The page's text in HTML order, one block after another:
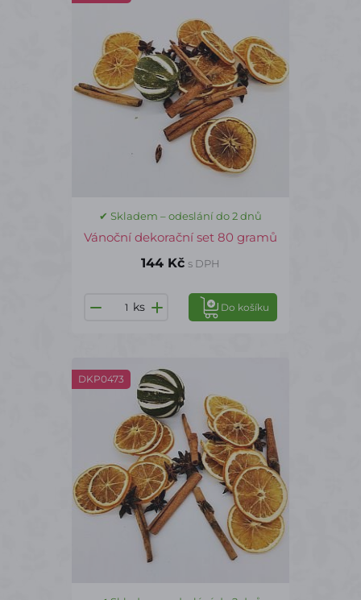
✔ Skladem – odeslání do 2 dnů
Vánoční dekorační set 80 gramů
144 Kč s DPH
ks Do košíku
DKP0473